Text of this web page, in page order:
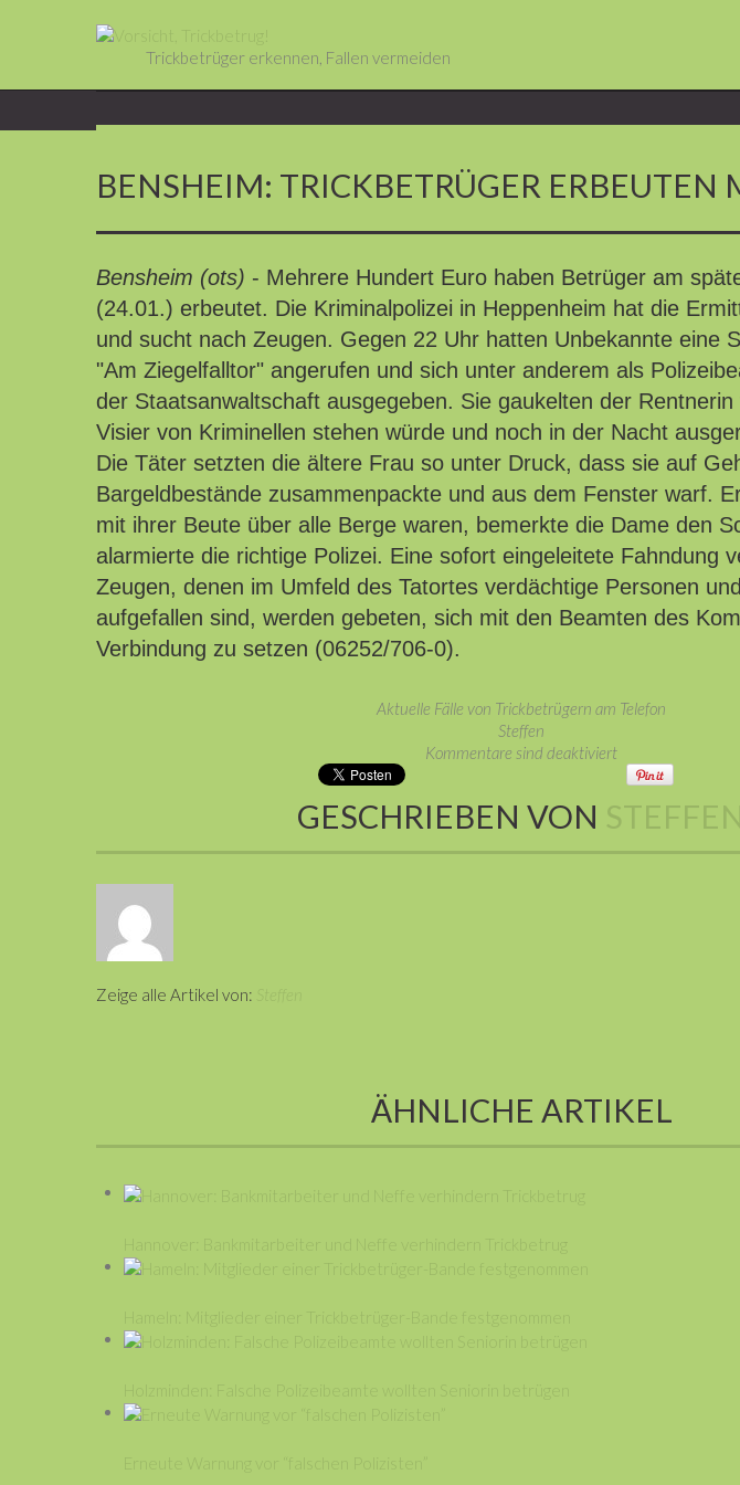
Trickbetrüger erkennen, Fallen vermeiden
BENSHEIM: TRICKBETRÜGER ERBEUTEN
Bensheim (ots) - Mehrere Hundert Euro haben Betrüger am
(24.01.) erbeutet. Die Kriminalpolizei in Heppenheim hat die
und sucht nach Zeugen. Gegen 22 Uhr hatten Unbekannte eine
"Am Ziegelfalltor" angerufen und sich unter anderem als
der Staatsanwaltschaft ausgegeben. Sie gaukelten der
Visier von Kriminellen stehen würde und noch in der Nacht
Die Täter setzten die ältere Frau so unter Druck, dass sie auf
Bargeldbestände zusammenpackte und aus dem Fenster warf.
mit ihrer Beute über alle Berge waren, bemerkte die Dame den
alarmierte die richtige Polizei. Eine sofort eingeleitete Fahndung
Zeugen, denen im Umfeld des Tatortes verdächtige Personen
aufgefallen sind, werden gebeten, sich mit den Beamten des
Verbindung zu setzen (06252/706-0).
Aktuelle Fälle von Trickbetrügern am Telefon
Steffen
Kommentare sind deaktiviert
GESCHRIEBEN VON
Zeige alle Artikel von:
ÄHNLICHE ARTIKEL
Hannover: Bankmitarbeiter und Neffe verhindern Trickbetrug
Hameln: Mitglieder einer Trickbetrüger-Bande festgenommen
Holzminden: Falsche Polizeibeamte wollten Seniorin betrügen
Erneute Warnung vor “falschen Polizisten”